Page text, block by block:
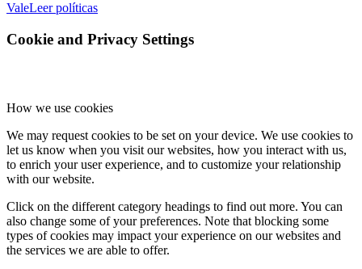
ValeLeer políticas
Cookie and Privacy Settings
How we use cookies
We may request cookies to be set on your device. We use cookies to
let us know when you visit our websites, how you interact with us,
to enrich your user experience, and to customize your relationship
with our website.
Click on the different category headings to find out more. You can
also change some of your preferences. Note that blocking some
types of cookies may impact your experience on our websites and
the services we are able to offer.